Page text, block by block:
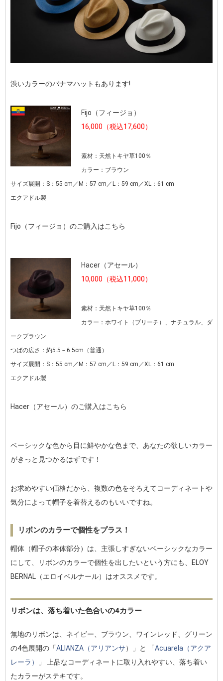
渋いカラーのパナマハットもあります!
Fijo（フィージョ）
16,000（税込17,600）
素材：天然トキヤ草100％
カラー：ブラウン
サイズ展開：S：55 cm／M：57 cm／L：59 cm／XL：61 cm
エクアドル製
Fijo（フィージョ）のご購入はこちら
Hacer（アセール）
10,000（税込11,000）
素材：天然トキヤ草100％
カラー：ホワイト（ブリーチ）、ナチュラル、ダ
ークブラウン
つばの広さ：約5.5－6.5cm（普通）
サイズ展開：S：55 cm／M：57 cm／L：59 cm／XL：61 cm
エクアドル製
Hacer（アセール）のご購入はこちら
ベーシックな色から目に鮮やかな色まで、あなたの欲しいカラー
がきっと見つかるはずです！
お求めやすい価格だから、複数の色をそろえてコーディネートや
気分によって帽子を着替えるのもいいですね。
リボンのカラーで個性をプラス！
帽体（帽子の本体部分）は、主張しすぎないベーシックなカラー
にして、リボンのカラーで個性を出したいという方にも、ELOY
BERNAL（エロイベルナール）はオススメです。
リボンは、落ち着いた色合いの4カラー
無地のリボンは、ネイビー、ブラウン、ワインレッド、グリーン
の4色展開の「ALIANZA（アリアンサ）」と 「Acuarela（アクア
レーラ）
」 上品なコーディネートに取り入れやすい、落ち着い
たカラーがステキです。